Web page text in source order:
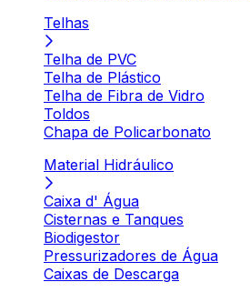
Telhas
Telha de PVC
Telha de Plástico
Telha de Fibra de Vidro
Toldos
Chapa de Policarbonato
Material Hidráulico
Caixa d' Água
Cisternas e Tanques
Biodigestor
Pressurizadores de Água
Caixas de Descarga